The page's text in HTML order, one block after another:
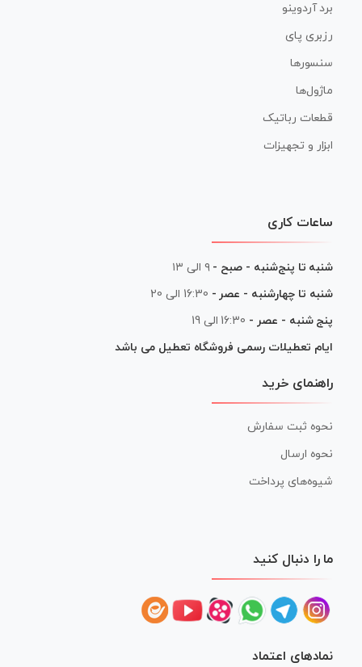
برد آردوینو
رزبری پای
سنسورها
ماژول‌ها
قطعات رباتیک
ابزار و تجهیزات
ساعات کاری
شنبه تا پنج‌شنبه - صبح - ۹ الی ۱۳
شنبه تا چهارشنبه - عصر - 16:30 الی 20
پنج شنبه - عصر - 16:30 الی 19
ایام تعطیلات رسمی فروشگاه تعطیل می باشد
راهنمای خرید
نحوه ثبت سفارش
نحوه ارسال
شیوه‌های پرداخت
ما را دنبال کنید
نمادهای اعتماد